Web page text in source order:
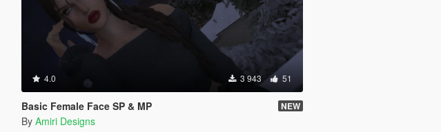
4.0 3 943 51
Basic Female Face SP & MP NEW
By Amiri Designs